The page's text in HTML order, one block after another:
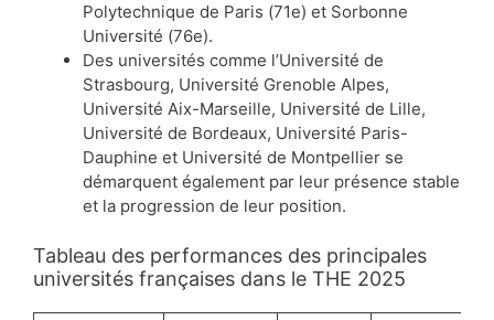
Polytechnique de Paris (71e) et Sorbonne
Université (76e).
Des universités comme l’Université de
Strasbourg, Université Grenoble Alpes,
Université Aix-Marseille, Université de Lille,
Université de Bordeaux, Université Paris-
Dauphine et Université de Montpellier se
démarquent également par leur présence stable
et la progression de leur position.
Tableau des performances des principales
universités françaises dans le THE 2025